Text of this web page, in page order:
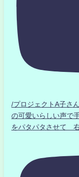
/プロジェクトA子
の可愛いらしい声で
をパタパタさせて